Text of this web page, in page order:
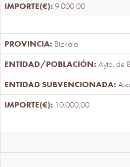
9.000,00
Bizkaia
Ayto. de
10.000,00